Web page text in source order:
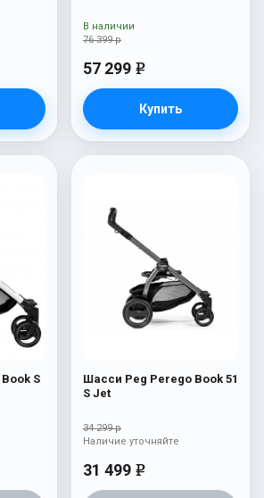
76 399 р
57 299 e
Купить
В наличии
S
Шасси Peg Perego Book 51
S Jet
34 299 р
31 499 e
Наличие уточняйте